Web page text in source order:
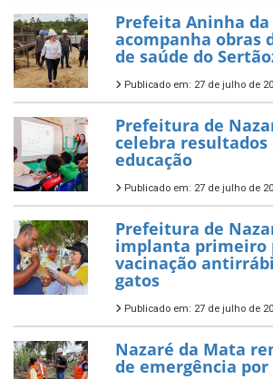
Prefeita Aninha da
acompanha obras
de saúde do
Publicado em: 27 de julho de
Prefeitura de
celebra
educação
Publicado em: 27 de julho de
Prefeitura de
implanta primeiro
vacinação
gatos
Publicado em: 27 de julho de
Nazaré da Mata
de emergência por